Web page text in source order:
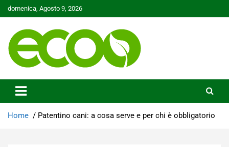
Skip
to
domenica, Agosto 9, 2026
Ecoo.it
Home Patentino cani: a cosa serve e per chi è obbligatorio